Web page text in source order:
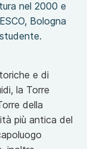
nel 2000 e
Bologna
e di
la Torre
della
più antica del